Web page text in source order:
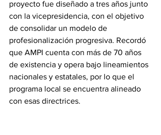
proyecto fue diseñado a tres años junto
con la vicepresidencia, con el objetivo
de consolidar un modelo de
profesionalización progresiva. Recordó
que AMPI cuenta con más de 70 años
de existencia y opera bajo lineamientos
nacionales y estatales, por lo que el
programa local se encuentra alineado
con esas directrices.